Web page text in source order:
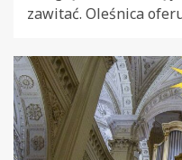
zawitać. Oleśnica